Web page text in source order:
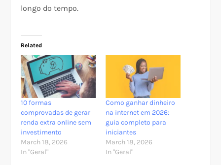
longo do tempo.
Related
10 formas
comprovadas de gerar
renda extra online sem
investimento
March 18, 2026
In "Geral"
Como ganhar dinheiro
na internet em 2026:
guia completo para
iniciantes
March 18, 2026
In "Geral"